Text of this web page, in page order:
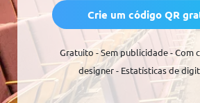
Crie um código QR
Gratuito - Sem publicidade - Com
designer - Estatísticas de